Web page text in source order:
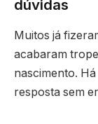
dúvidas
Muitos já
acabaram
nascimento.
resposta sem